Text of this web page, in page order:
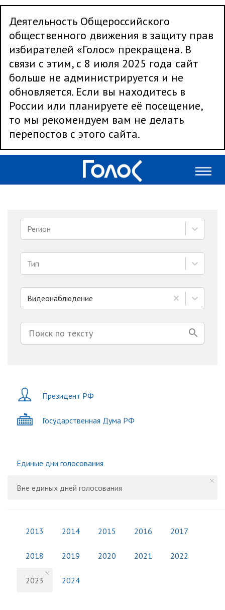
Деятельность Общероссийского
общественного движения в защиту прав
избирателей «Голос» прекращена. В
связи с этим, с 8 июля 2025 года сайт
больше не администрируется и не
обновляется. Если вы находитесь в
России или планируете её посещение,
то мы рекомендуем вам не делать
перепостов с этого сайта.
Регион
Тип
Видеонаблюдение
Президент РФ
Государственная Дума РФ
Единые дни голосования
Вне единых дней голосования
2013 2014 2015 2016 2017
2018 2019 2020 2021 2022
2023 2024